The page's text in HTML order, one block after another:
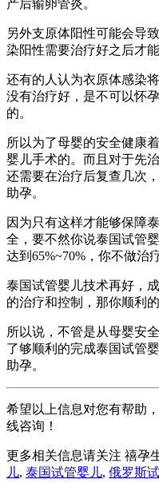
产后输卵管炎。
另外支原体阳性可能会导
染阳性需要治疗好之后才
还有的人认为衣原体感染
没有治疗好，是不可以怀
的。
所以为了母婴的安全健康
婴儿手术的。而且对于先
还需要在治疗后复查几次
助孕。
因为只有这样才能够保障
全，要不然你说泰国试管
达到65%~70%，你不做治
泰国试管婴儿技术再好，
的治疗和控制，那你顺利
所以说，不管是从母婴安
了够顺利的完成泰国试管
助孕。
希望以上信息对您有帮助
线咨询！
更多相关信息请关注 禧孕
儿, 泰国试管婴儿, 俄罗斯